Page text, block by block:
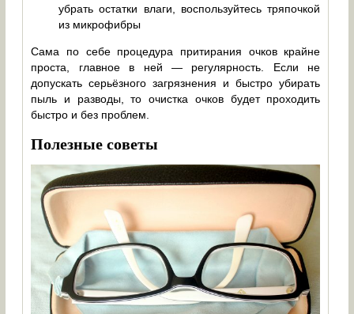
убрать остатки влаги, воспользуйтесь тряпочкой
из микрофибры
Сама по себе процедура притирания очков крайне
проста, главное в ней — регулярность. Если не
допускать серьёзного загрязнения и быстро убирать
пыль и разводы, то очистка очков будет проходить
быстро и без проблем.
Полезные советы